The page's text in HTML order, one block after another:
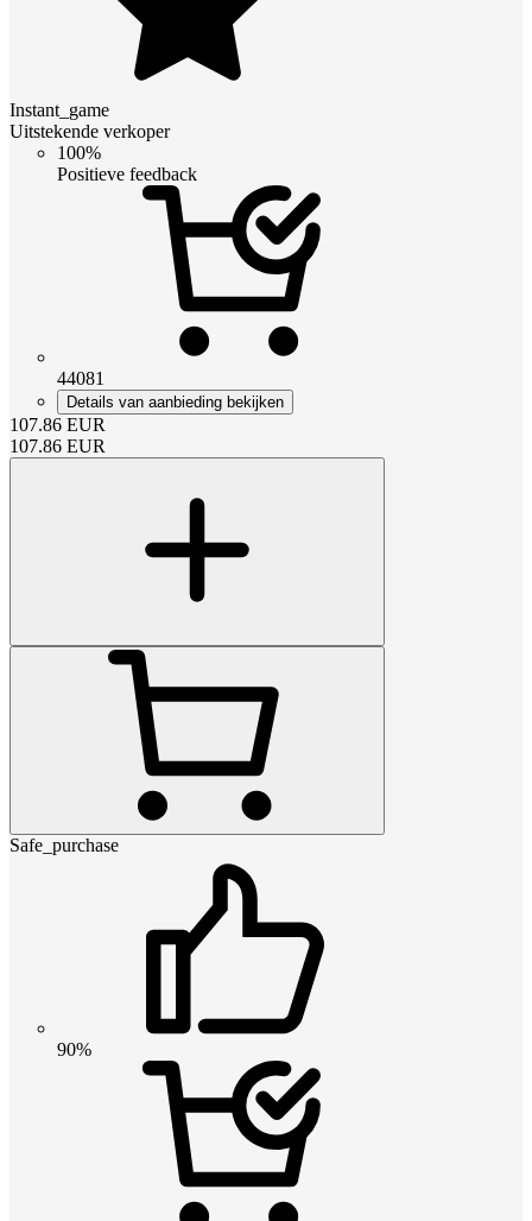
Instant_game
Uitstekende verkoper
100%
Positieve feedback
44081
Details van aanbieding bekijken
107.86 EUR
107.86 EUR
Safe_purchase
90%